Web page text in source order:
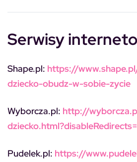
Serwisy
Shape.pl: https://
dziecko-obudz-w-sobie-zycie
Wyborcza.pl: http://
Pudelek.pl: https://